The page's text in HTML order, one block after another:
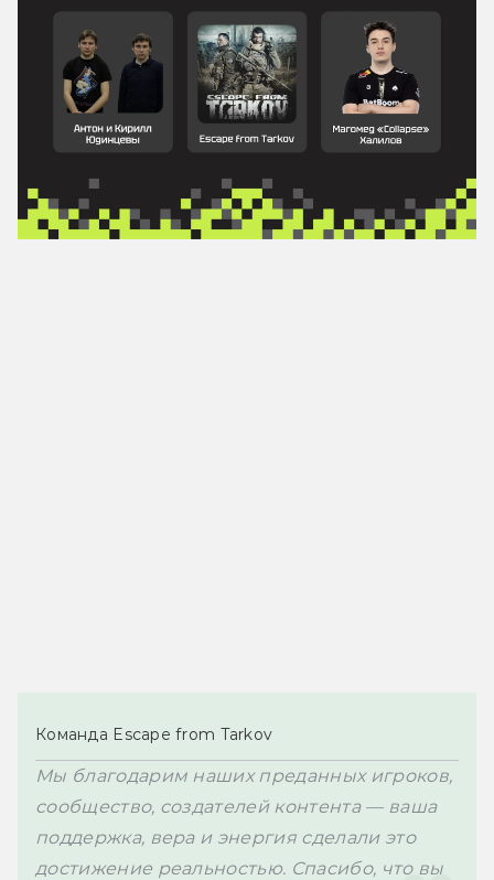
Команда Escape from Tarkov
Мы благодарим наших преданных игроков,
сообщество, создателей контента — ваша
поддержка, вера и энергия сделали это
достижение реальностью. Спасибо, что вы